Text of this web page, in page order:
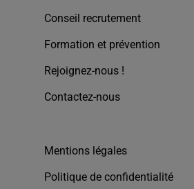
Conseil recrutement
Formation et prévention
Rejoignez-nous !
Contactez-nous
Mentions légales
Politique de confidentialité